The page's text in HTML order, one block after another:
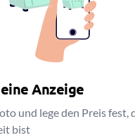
Anzeige
und lege den Preis fest,
bist